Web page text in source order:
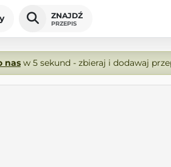
ZNAJDŹ
PRZEPIS
nasw 5 sekund - zbieraj i dodawaj